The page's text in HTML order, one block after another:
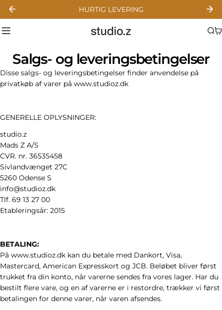
indhold
HURTIG LEVERING
Salgs- og leveringsbetingelser
Disse salgs- og leveringsbetingelser finder anvendelse på
privatkøb af varer på www.studioz.dk
GENERELLE OPLYSNINGER:
studio.z
Mads Z A/S
CVR. nr. 36535458
Sivlandvænget 27C
5260 Odense S
info@studioz.dk
Tlf. 69 13 27 00
Etableringsår: 2015
BETALING:
På www.studioz.dk kan du betale med Dankort, Visa,
Mastercard, American Expresskort og JCB. Beløbet bliver først
trukket fra din konto, når varerne sendes fra vores lager. Har du
bestilt flere vare, og en af varerne er i restordre, trækker vi først
betalingen for denne varer, når varen afsendes.